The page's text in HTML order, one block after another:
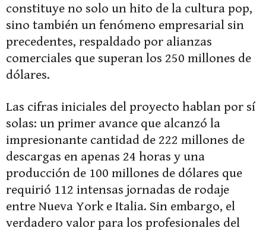
constituye no solo un hito de la cultura pop,
sino también un fenómeno empresarial sin
precedentes, respaldado por alianzas
comerciales que superan los 250 millones de
dólares.
Las cifras iniciales del proyecto hablan por sí
solas: un primer avance que alcanzó la
impresionante cantidad de 222 millones de
descargas en apenas 24 horas y una
producción de 100 millones de dólares que
requirió 112 intensas jornadas de rodaje
entre Nueva York e Italia. Sin embargo, el
verdadero valor para los profesionales del